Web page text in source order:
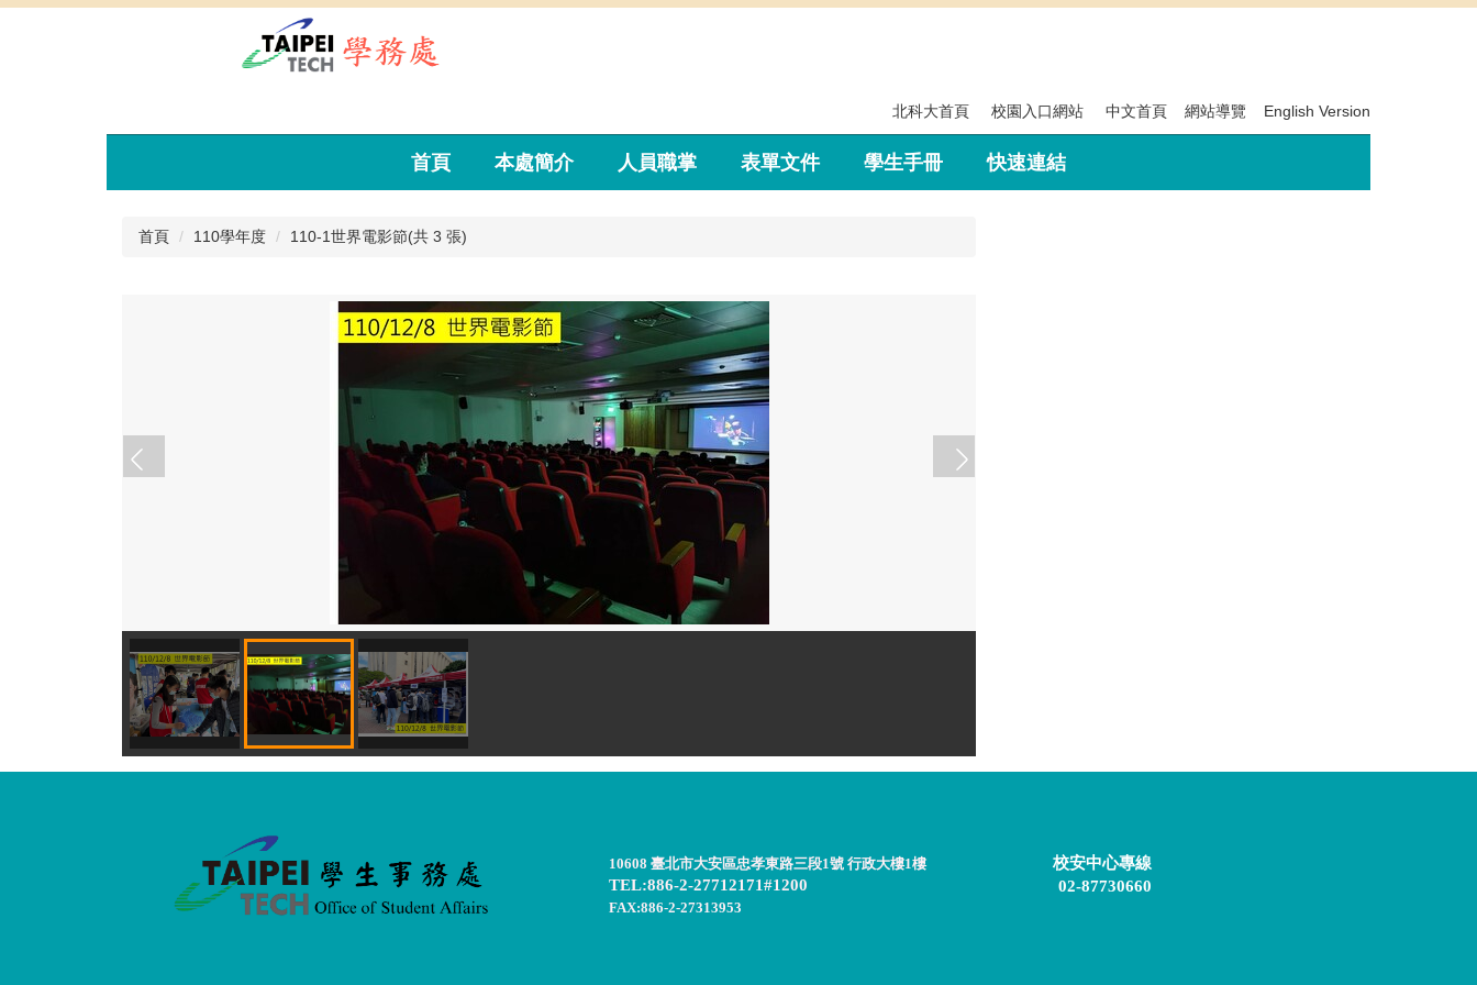
北科大首頁 校園入口網站 中文首頁 網站導覽 English Version
首頁 本處簡介 人員職掌 表單文件 學生手冊 快速連結
首頁 110學年度 110-1世界電影節(共 3 張)
10608 臺北市大安區忠孝東路三段1號 行政大樓1樓
TEL:886-2-27712171#1200
FAX:886-2-27313953
校安中心專線
02-87730660